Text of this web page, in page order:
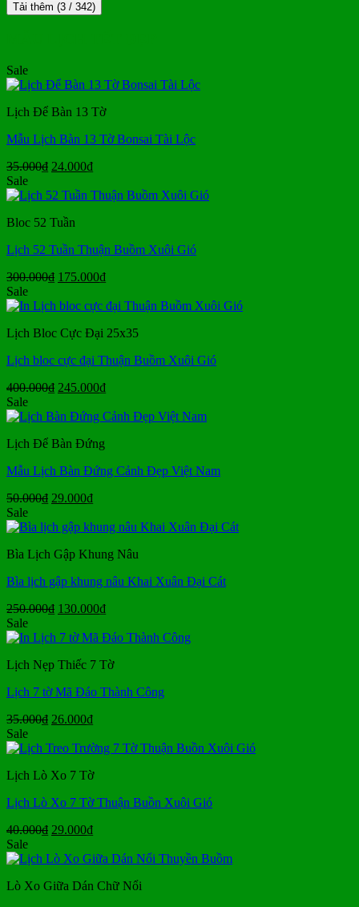
Tải thêm (3 / 342)
Sale
Lịch Để Bàn 13 Tờ
Mẫu Lịch Bàn 13 Tờ Bonsai Tài Lộc
35.000₫ Giá
là:
24.000₫Giá
tại
Sale
Bloc 52 Tuần
Lịch 52 Tuần Thuận Buồm Xuôi Gió
300.000₫ Giá
là:
175.000₫Giá
tại
175.000₫.
Sale
Lịch Bloc Cực Đại 25x35
Lịch bloc cực đại Thuận Buồm Xuôi Gió
400.000₫ Giá
là:
245.000₫Giá
tại
Sale
Lịch Để Bàn Đứng
Mẫu Lịch Bàn Đứng Cảnh Đẹp Việt Nam
50.000₫ Giá
là:
29.000₫Giá
tại
29.000₫.
Sale
Bìa Lịch Gập Khung Nâu
Bìa lịch gập khung nâu Khai Xuân Đại Cát
250.000₫ Giá
là:
130.000₫Giá
tại
130.000₫.
Sale
Lịch Nẹp Thiếc 7 Tờ
Lịch 7 tờ Mã Đáo Thành Công
35.000₫ Giá
là:
26.000₫Giá
tại
26.000₫.
Sale
Lịch Lò Xo 7 Tờ
Lịch Lò Xo 7 Tờ Thuận Buồn Xuôi Gió
40.000₫ Giá
là:
29.000₫Giá
tại
29.000₫.
Sale
Lò Xo Giữa Dán Chữ Nổi